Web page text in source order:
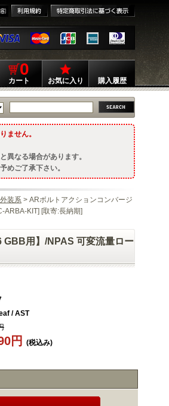
0
カート お気に入り 購入履歴
ません。
異なる場合があります。
めご了承下さい。
外装系 > ARボルトアクションコンバージ
ARBA-KIT] [取寄:長納期]
GBB用】/NPAS 可変流量ロー
/ AST
円
(税込み)